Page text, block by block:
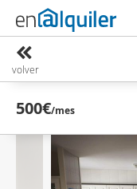
volver
500€/mes